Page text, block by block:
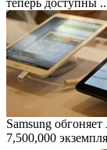
теперь доступны
Samsung
7,500,000